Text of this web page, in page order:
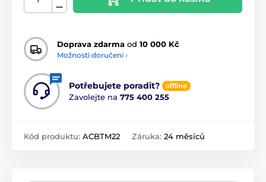
Doprava zdarma od 10 000 Kč
Možnosti doručení ›
Potřebujete poradit? offline
Zavolejte na 775 400 255
Kód produktu: ACBTM22 Záruka: 24 měsíců